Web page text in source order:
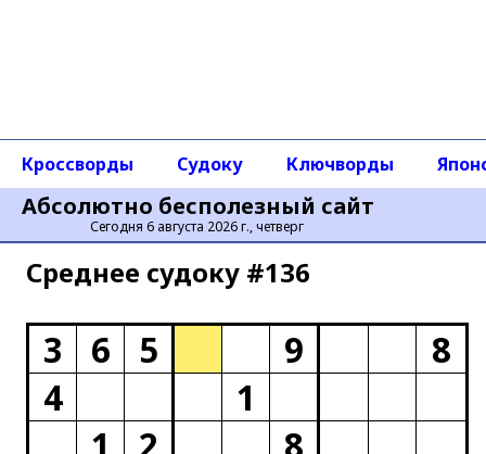
Абсолютно бесполезный сайт
Сегодня 6 августа 2026 г., четверг
Кроссворды Судоку Ключворды
Среднее cудоку #136
3 6 5 9
8
4
1